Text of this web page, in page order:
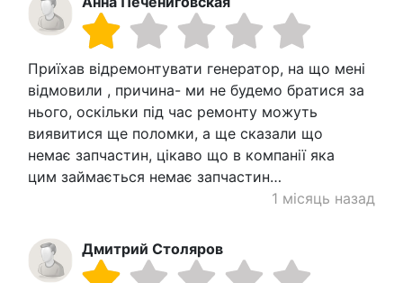
Приїхав відремонтувати генератор, на що мені
відмовили , причина- ми не будемо братися за
нього, оскільки під час ремонту можуть
виявитися ще поломки, а ще сказали що
немає запчастин, цікаво що в компанії яка
цим займається немає запчастин…
1 місяць назад
Дмитрий Столяров